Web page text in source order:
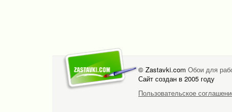
© Zastavki.com Обои для
Сайт создан в 2005 году
Пользовательское